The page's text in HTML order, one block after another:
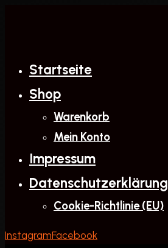
Startseite
Shop
Warenkorb
Mein Konto
Impressum
Datenschutzerklärung
Cookie-Richtlinie (EU)
InstagramFacebook